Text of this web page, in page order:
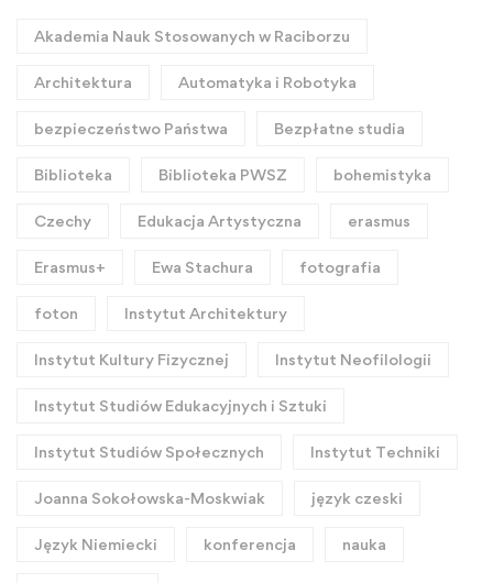
Akademia Nauk Stosowanych w Raciborzu
Architektura Automatyka i Robotyka
bezpieczeństwo Państwa Bezpłatne studia
Biblioteka Biblioteka PWSZ bohemistyka
Czechy Edukacja Artystyczna erasmus
Erasmus+ Ewa Stachura fotografia
foton Instytut Architektury
Instytut Kultury Fizycznej Instytut Neofilologii
Instytut Studiów Edukacyjnych i Sztuki
Instytut Studiów Społecznych Instytut Techniki
Joanna Sokołowska-Moskwiak język czeski
Język Niemiecki konferencja nauka